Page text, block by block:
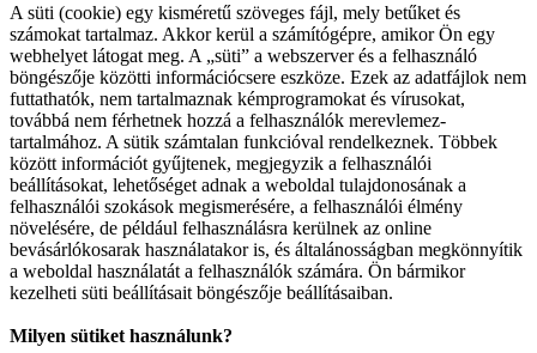
A süti (cookie) egy kisméretű szöveges fájl, mely betűket és
számokat tartalmaz. Akkor kerül a számítógépre, amikor Ön egy
webhelyet látogat meg. A „süti” a webszerver és a felhasználó
böngészője közötti információcsere eszköze. Ezek az adatfájlok nem
futtathatók, nem tartalmaznak kémprogramokat és vírusokat,
továbbá nem férhetnek hozzá a felhasználók merevlemez-
tartalmához. A sütik számtalan funkcióval rendelkeznek. Többek
között információt gyűjtenek, megjegyzik a felhasználói
beállításokat, lehetőséget adnak a weboldal tulajdonosának a
felhasználói szokások megismerésére, a felhasználói élmény
növelésére, de például felhasználásra kerülnek az online
bevásárlókosarak használatakor is, és általánosságban megkönnyítik
a weboldal használatát a felhasználók számára. Ön bármikor
kezelheti süti beállításait böngészője beállításaiban.
Milyen sütiket használunk?